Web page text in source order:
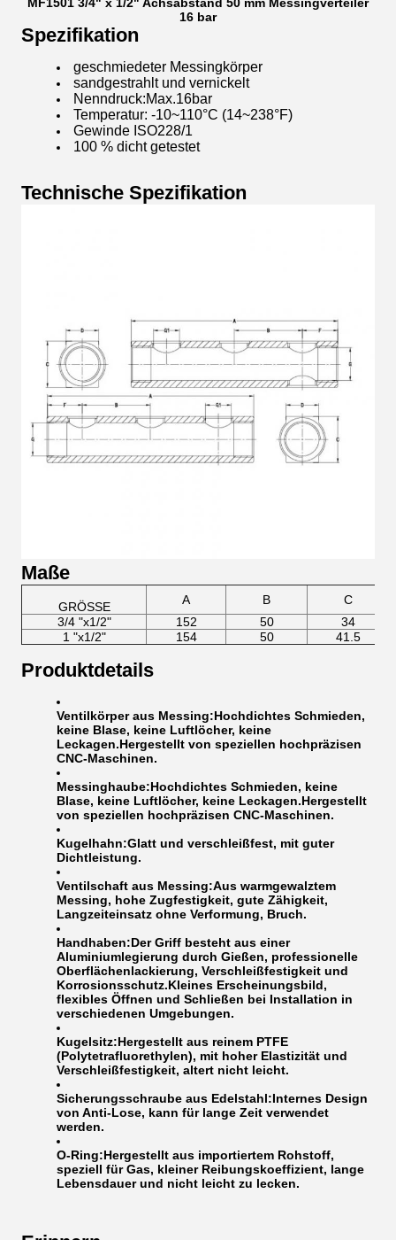
16 bar
Spezifikation
geschmiedeter Messingkörper
sandgestrahlt und vernickelt
Nenndruck:Max.16bar
Temperatur: -10~110°C (14~238°F)
Gewinde ISO228/1
100 % dicht getestet
Technische Spezifikation
Maße
GRÖSSE A B
C
3/4 "x1/2"
152 50
34
1 "x1/2"
154 50 41.5
Produktdetails
Ventilkörper aus Messing:Hochdichtes Schmieden,
keine Blase, keine Luftlöcher, keine
Leckagen.Hergestellt von speziellen hochpräzisen
CNC-Maschinen.
Messinghaube:Hochdichtes Schmieden, keine
Blase, keine Luftlöcher, keine Leckagen.Hergestellt
von speziellen hochpräzisen CNC-Maschinen.
Kugelhahn:Glatt und verschleißfest, mit guter
Dichtleistung.
Ventilschaft aus Messing:Aus warmgewalztem
Messing, hohe Zugfestigkeit, gute Zähigkeit,
Langzeiteinsatz ohne Verformung, Bruch.
Handhaben:Der Griff besteht aus einer
Aluminiumlegierung durch Gießen, professionelle
Oberflächenlackierung, Verschleißfestigkeit und
Korrosionsschutz.Kleines Erscheinungsbild,
flexibles Öffnen und Schließen bei Installation in
verschiedenen Umgebungen.
Kugelsitz:Hergestellt aus reinem PTFE
(Polytetrafluorethylen), mit hoher Elastizität und
Verschleißfestigkeit, altert nicht leicht.
Sicherungsschraube aus Edelstahl:Internes Design
von Anti-Lose, kann für lange Zeit verwendet
werden.
O-Ring:Hergestellt aus importiertem Rohstoff,
speziell für Gas, kleiner Reibungskoeffizient, lange
Lebensdauer und nicht leicht zu lecken.